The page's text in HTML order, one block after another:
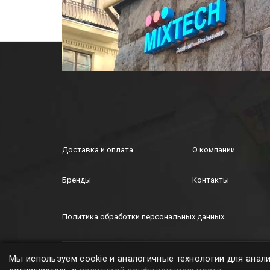
Доставка и оплата
Бренды
О компании
Контакты
Политика обработки персональных данных
MIXTECH © ООО "Микстех", 2026. All rights
reserved.
Мы используем cookie и аналогичные технологии для